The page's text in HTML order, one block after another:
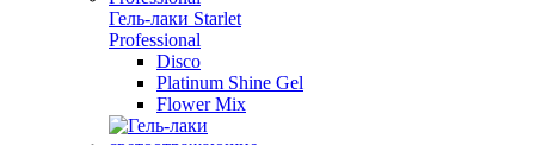
Гель-лаки Starlet
Professional
Disco
Platinum Shine Gel
Flower Mix